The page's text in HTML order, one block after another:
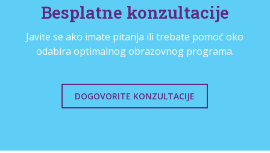
Besplatne konzultacije
Javite se ako imate pitanja ili trebate pomoć oko
odabira optimalnog obrazovnog programa.
DOGOVORITE KONZULTACIJE